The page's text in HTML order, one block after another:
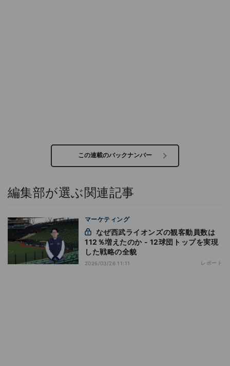
この連載のバックナンバー
編集部が選ぶ関連記事
マーケティング
112％増えたのか - 12球団トップを実現
した戦略の全貌
2026/03/26 11:11 レポート